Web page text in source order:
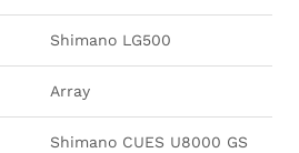
Shimano LG500
Array
Shimano CUES U8000 GS